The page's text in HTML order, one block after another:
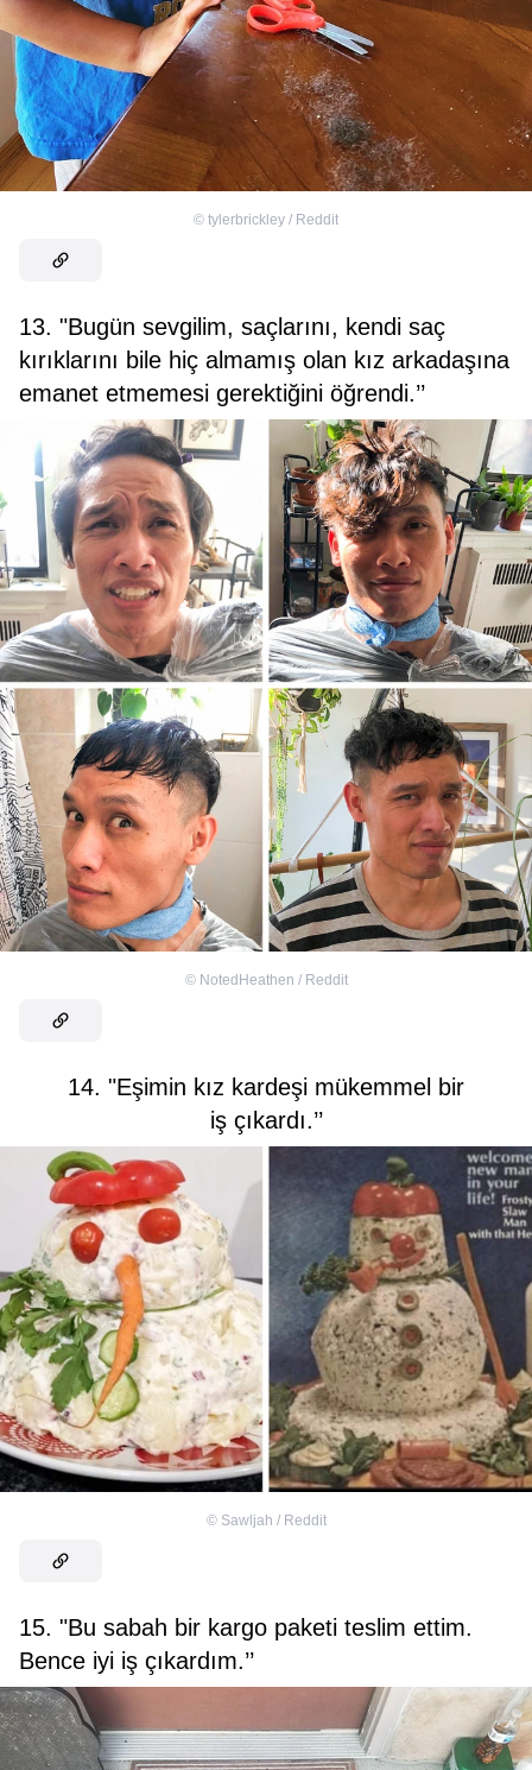
© tylerbrickley / Reddit
13. "Bugün sevgilim, saçlarını, kendi saç
kırıklarını bile hiç almamış olan kız arkadaşına
emanet etmemesi gerektiğini öğrendi.’’
© NotedHeathen / Reddit
14. "Eşimin kız kardeşi mükemmel bir
iş çıkardı.’’
© Sawljah / Reddit
15. "Bu sabah bir kargo paketi teslim ettim.
Bence iyi iş çıkardım.’’